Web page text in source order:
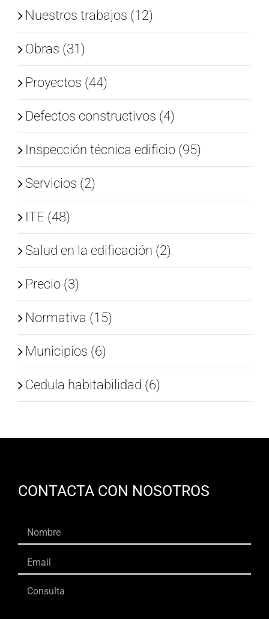
Nuestros trabajos (12)
Obras (31)
Proyectos (44)
Defectos constructivos (4)
Inspección técnica edificio (95)
Servicios (2)
ITE (48)
Salud en la edificación (2)
Precio (3)
Normativa (15)
Municipios (6)
Cedula habitabilidad (6)
CONTACTA CON NOSOTROS